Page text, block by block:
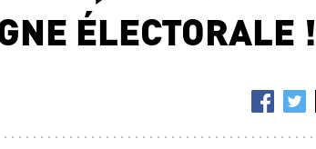
ÉLECTORALE !